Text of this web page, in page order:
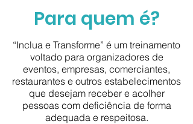
Para quem é?
“Inclua e Transforme” é um treinamento
voltado para organizadores de
eventos, empresas, comerciantes,
restaurantes e outros estabelecimentos
que desejam receber e acolher
pessoas com deficiência de forma
adequada e respeitosa.